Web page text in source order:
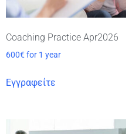
Coaching Practice Apr2026
600€for 1 year
Εγγραφείτε